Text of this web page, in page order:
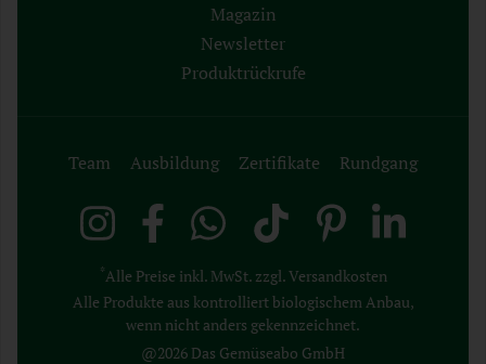
Magazin
Newsletter
Produktrückrufe
Team Ausbildung Zertifikate Rundgang
*Alle Preise inkl. MwSt. zzgl. Versandkosten
Alle Produkte aus kontrolliert biologischem Anbau,
wenn nicht anders gekennzeichnet.
@2026 Das Gemüseabo GmbH